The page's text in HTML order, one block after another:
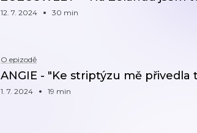
12. 7. 2024 30 min
O epizodě
ANGIE - "Ke striptýzu mě přivedla
1. 7. 2024 19 min